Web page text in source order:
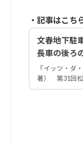
・記事はこち
文春地下駐
長車の後ろ
フィティ、
い!?
『イッツ・ダ
著） 第31回
上先斗さんの